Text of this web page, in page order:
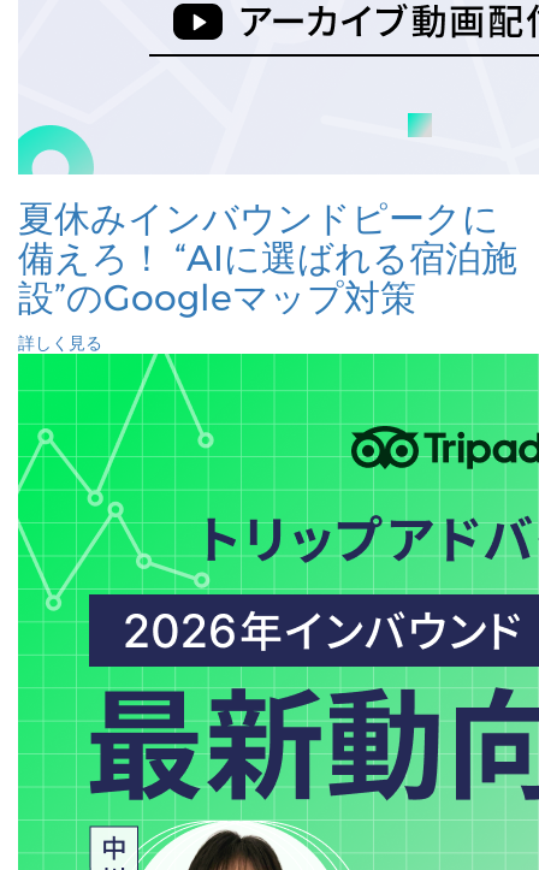
夏休みインバウンドピークに
備えろ！ “AIに選ばれる宿泊施
設”のGoogleマップ対策
詳しく見る